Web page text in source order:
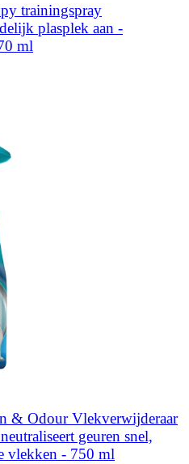
trainingspray
plasplek aan -
ml
& Odour Vlekverwijderaar
geuren snel,
vlekken - 750 ml